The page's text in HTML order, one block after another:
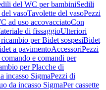
del WC per bambiniSedili
vasoTavolette del vasoPezzi
ad uso accovacciatoCon
di fissaggioUlteriori
per Bidet sospesiBidet
a pavimentoAccessoriPezzi
e comandi per
per Placche di
incasso SigmaPezzi di
da incasso SigmaPer cassette